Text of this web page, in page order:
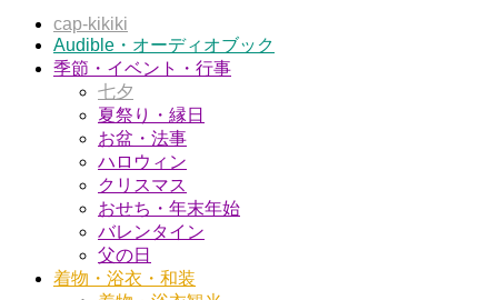
cap-kikiki
Audible・オーディオブック
季節・イベント・行事
七夕
夏祭り・縁日
お盆・法事
ハロウィン
クリスマス
おせち・年末年始
バレンタイン
父の日
着物・浴衣・和装